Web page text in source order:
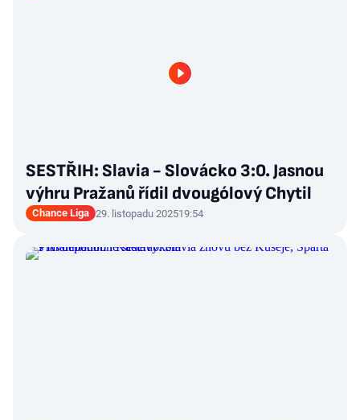
SESTŘIH: Slavia - Slovácko 3:0. Jasnou
výhru Pražanů řídil dvougólový Chytil
Chance Liga 29. listopadu 202519:54